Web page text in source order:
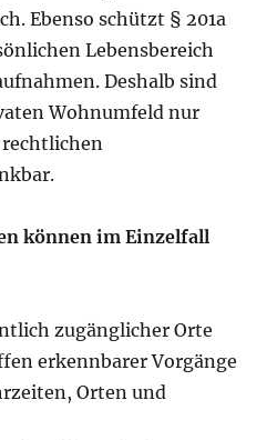
Ebenso schützt § 201a
Lebensbereich
Deshalb sind
Wohnumfeld nur
können im Einzelfall
zugänglicher Orte
erkennbarer Vorgänge
Orten und